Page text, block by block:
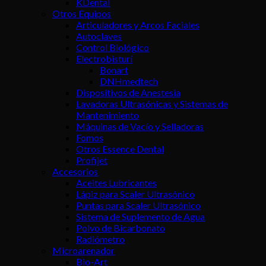
Otros Equipos
Articuladores y Arcos Faciales
Autoclaves
Control Biológico
Electrobisturí
Bonart
DNHmedtech
Dispositivos de Anestesia
Lavadoras Ultrasónicas y Sistemas de
Mantenimiento
Máquinas de Vacío y Selladoras
Fomos
Otros Essence Dental
Profijet
Accesorios
Aceites Lubricantes
Lápiz para Scaler Ultrasónico
Puntas para Scaler Ultrasónico
Sistema de Suplemento de Agua
Polvo de Bicarbonato
Radiómetro
Microarenador
Bio-Art